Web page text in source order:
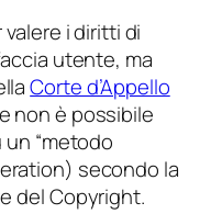
i diritti di
utente, ma
Corte d’Appello
non è possibile
“metodo
) secondo la
del Copyright.